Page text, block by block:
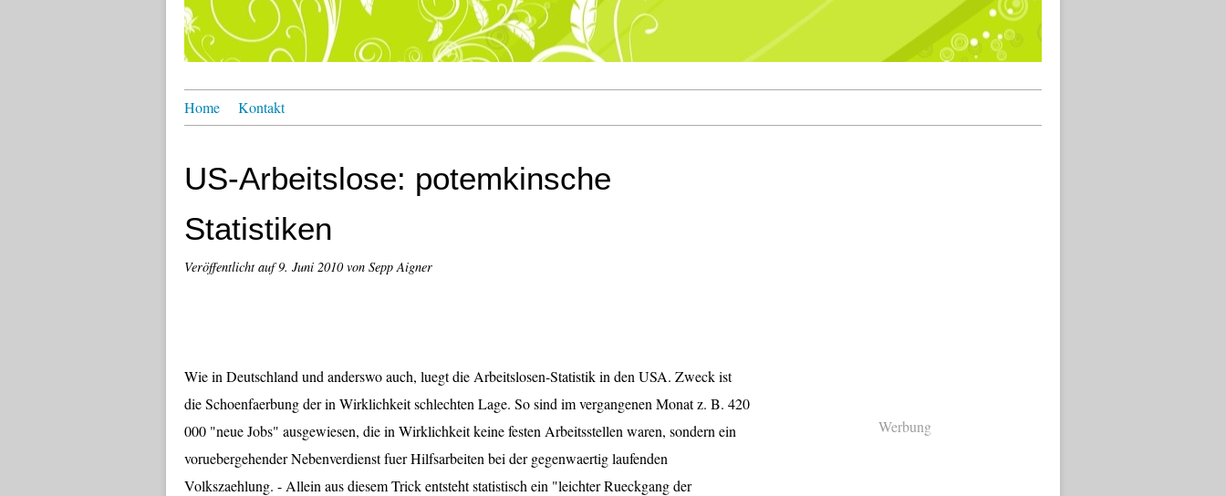
Home Kontakt
US-Arbeitslose: potemkinsche
Statistiken
Veröffentlicht auf9. Juni 2010von Sepp Aigner
Wie in Deutschland und anderswo auch, luegt die Arbeitslosen-Statistik in den USA. Zweck ist
die Schoenfaerbung der in Wirklichkeit schlechten Lage. So sind im vergangenen Monat z. B. 420
000 "neue Jobs" ausgewiesen, die in Wirklichkeit keine festen Arbeitsstellen waren, sondern ein
voruebergehender Nebenverdienst fuer Hilfsarbeiten bei der gegenwaertig laufenden
Volkszaehlung. - Allein aus diesem Trick entsteht statistisch ein "leichter Rueckgang der
Werbung